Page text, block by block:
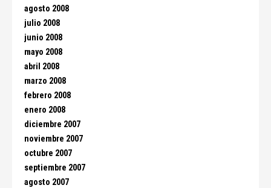
agosto 2008
julio 2008
junio 2008
mayo 2008
abril 2008
marzo 2008
febrero 2008
enero 2008
diciembre 2007
noviembre 2007
octubre 2007
septiembre 2007
agosto 2007